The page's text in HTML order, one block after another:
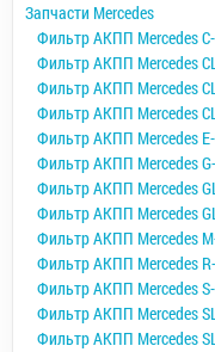
Запчасти Mercedes
Фильтр АКПП Mercedes
Фильтр АКПП Mercedes
Фильтр АКПП Mercedes
Фильтр АКПП Mercedes
Фильтр АКПП Mercedes
Фильтр АКПП Mercedes
Фильтр АКПП Mercedes
Фильтр АКПП Mercedes
Фильтр АКПП Mercedes
Фильтр АКПП Mercedes
Фильтр АКПП Mercedes
Фильтр АКПП Mercedes
Фильтр АКПП Mercedes